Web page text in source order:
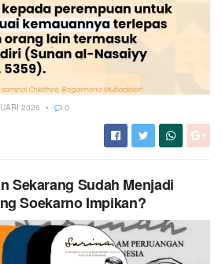
2026 0
Sekarang Sudah Menjadi
Soekarno Impikan?